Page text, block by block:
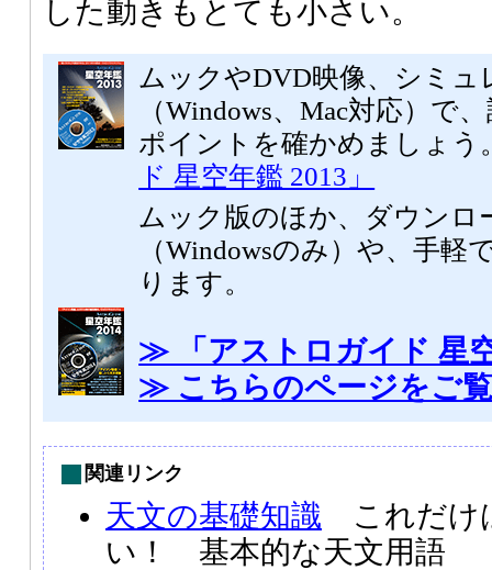
した動きもとても小さい。
ムックやDVD映像、シミュ
（Windows、Mac対応）で
ポイントを確かめましょ
ド 星空年鑑 2013」
ムック版のほか、ダウンロ
（Windowsのみ）や、手軽
ります。
≫ 「アストロガイド 星
≫ こちらのページをご
関連リンク
天文の基礎知識 これだけ
い！ 基本的な天文用語